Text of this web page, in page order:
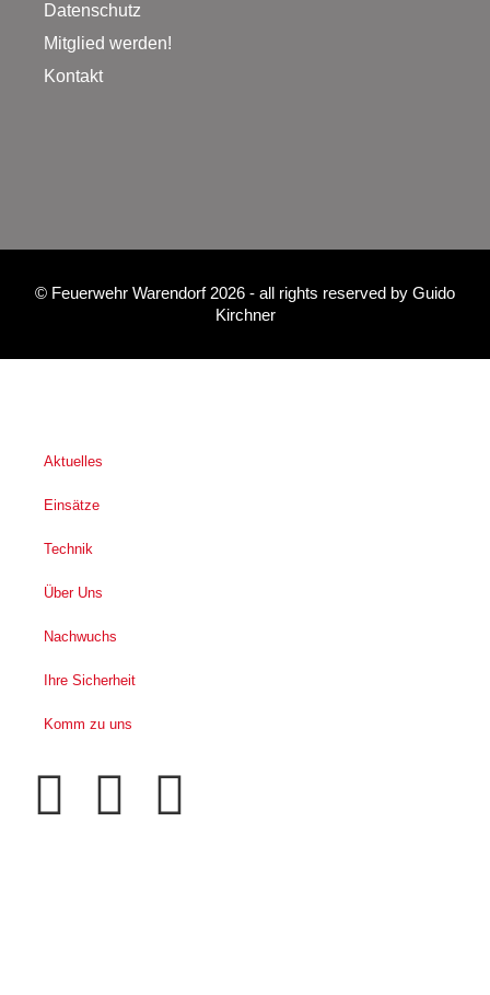
Datenschutz
Mitglied werden!
Kontakt
© Feuerwehr Warendorf 2026 - all rights reserved by Guido
Kirchner
Aktuelles
Einsätze
Technik
Über Uns
Nachwuchs
Ihre Sicherheit
Komm zu uns